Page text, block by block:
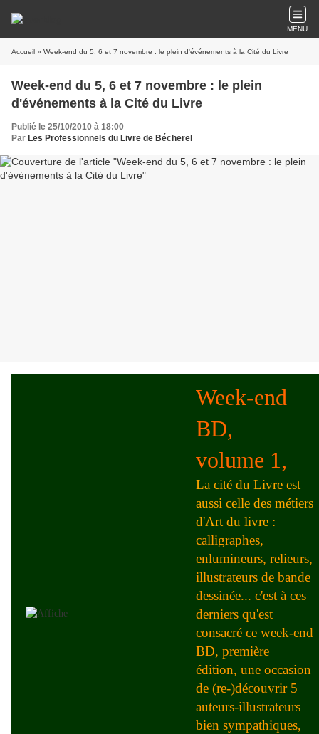
MENU
Accueil » Week-end du 5, 6 et 7 novembre : le plein d'événements à la Cité du Livre
Week-end du 5, 6 et 7 novembre : le plein
d'événements à la Cité du Livre
Publié le 25/10/2010 à 18:00
Par Les Professionnels du Livre de Bécherel
Week-end
BD,
volume 1,
La cité du Livre est
aussi celle des métiers
d'Art du livre :
calligraphes,
enlumineurs, relieurs,
illustrateurs de bande
dessinée... c'est à ces
derniers qu'est
consacré ce week-end
BD, première
édition, une occasion
de (re-)découvrir 5
auteurs-illustrateurs
bien sympathiques,